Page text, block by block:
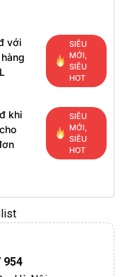
với
SIÊU
MỚI,
SIÊU
HOT
khi
SIÊU
MỚI,
SIÊU
HOT
954